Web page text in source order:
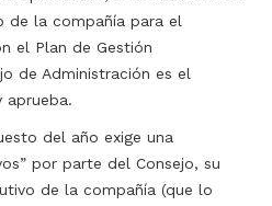
de la compañía para el
el Plan de Gestión
de Administración es el
aprueba.
del año exige una
por parte del Consejo, su
de la compañía (que lo